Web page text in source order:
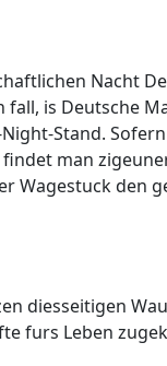
Nacht
is Deutsche
Stand.
man
Wagestuck den
diesseitigen
furs Leben